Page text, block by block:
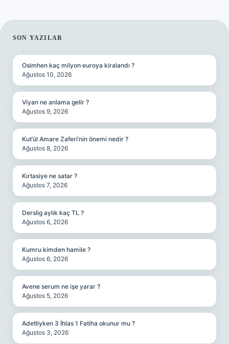
SIDEBAR
SON YAZILAR
Osimhen kaç milyon euroya kiralandı ?
Ağustos 10, 2026
Viyan ne anlama gelir ?
Ağustos 9, 2026
Kut’ül Amare Zaferi’nin önemi nedir ?
Ağustos 8, 2026
Kırtasiye ne satar ?
Ağustos 7, 2026
Derslig aylık kaç TL ?
Ağustos 6, 2026
Kumru kimden hamile ?
Ağustos 6, 2026
Avene serum ne işe yarar ?
Ağustos 5, 2026
Adetliyken 3 İhlas 1 Fatiha okunur mu ?
Ağustos 3, 2026